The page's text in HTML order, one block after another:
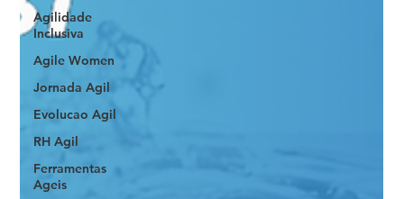
Agilidade
Inclusiva
Agile Women
Jornada Agil
Evolucao Agil
RH Agil
Ferramentas
Ageis